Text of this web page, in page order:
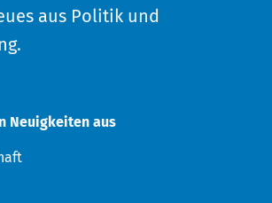
aus Politik und
Neuigkeiten aus